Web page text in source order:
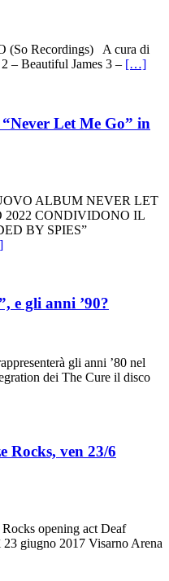
Recordings) A cura di
– Beautiful James 3 – […]
Let Me Go” in
ALBUM NEVER LET
2022 CONDIVIDONO IL
BY SPIES”
e gli anni ’90?
gli anni ’80 nel
dei The Cure il disco
Rocks, ven 23/6
opening act Deaf
giugno 2017 Visarno Arena